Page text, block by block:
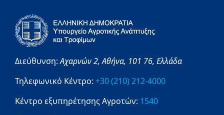
Διεύθυνση:Αχαρνών 2,Αθήνα, 101 76, Ελλάδα
Τηλεφωνικό Κέντρο: +30 (210) 212-4000
Κέντρο εξυπηρέτησης Αγροτών: 1540